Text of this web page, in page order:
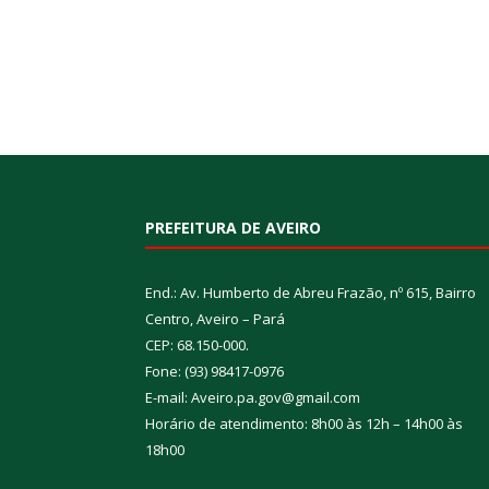
PREFEITURA DE AVEIRO
End.: Av. Humberto de Abreu Frazão, nº 615, Bairro
Centro, Aveiro – Pará
CEP: 68.150-000.
Fone: (93) 98417-0976
E-mail: Aveiro.pa.gov@gmail.com
Horário de atendimento: 8h00 às 12h – 14h00 às
18h00